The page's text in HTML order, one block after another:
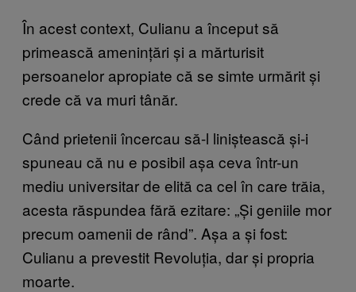
În acest context, Culianu a început să
primească amenințări și a mărturisit
persoanelor apropiate că se simte urmărit și
crede că va muri tânăr.
Când prietenii încercau să-l liniștească și-i
spuneau că nu e posibil așa ceva într-un
mediu universitar de elită ca cel în care trăia,
acesta răspundea fără ezitare: „Și geniile mor
precum oamenii de rând”. Așa a și fost:
Culianu a prevestit Revoluția, dar și propria
moarte.